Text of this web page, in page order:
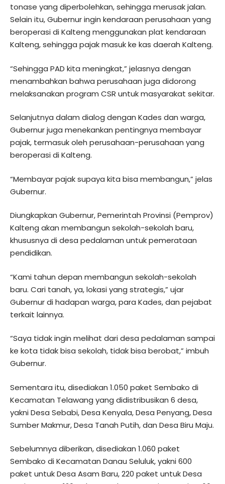
tonase yang diperbolehkan, sehingga merusak jalan.
Selain itu, Gubernur ingin kendaraan perusahaan yang
beroperasi di Kalteng menggunakan plat kendaraan
Kalteng, sehingga pajak masuk ke kas daerah Kalteng.
“Sehingga PAD kita meningkat,” jelasnya dengan
menambahkan bahwa perusahaan juga didorong
melaksanakan program CSR untuk masyarakat sekitar.
Selanjutnya dalam dialog dengan Kades dan warga,
Gubernur juga menekankan pentingnya membayar
pajak, termasuk oleh perusahaan-perusahaan yang
beroperasi di Kalteng.
“Membayar pajak supaya kita bisa membangun,” jelas
Gubernur.
Diungkapkan Gubernur, Pemerintah Provinsi (Pemprov)
Kalteng akan membangun sekolah-sekolah baru,
khususnya di desa pedalaman untuk pemerataan
pendidikan.
“Kami tahun depan membangun sekolah-sekolah
baru. Cari tanah, ya, lokasi yang strategis,” ujar
Gubernur di hadapan warga, para Kades, dan pejabat
terkait lainnya.
“Saya tidak ingin melihat dari desa pedalaman sampai
ke kota tidak bisa sekolah, tidak bisa berobat,” imbuh
Gubernur.
Sementara itu, disediakan 1.050 paket Sembako di
Kecamatan Telawang yang didistribusikan 6 desa,
yakni Desa Sebabi, Desa Kenyala, Desa Penyang, Desa
Sumber Makmur, Desa Tanah Putih, dan Desa Biru Maju.
Sebelumnya diberikan, disediakan 1.060 paket
Sembako di Kecamatan Danau Seluluk, yakni 600
paket untuk Desa Asam Baru, 220 paket untuk Desa